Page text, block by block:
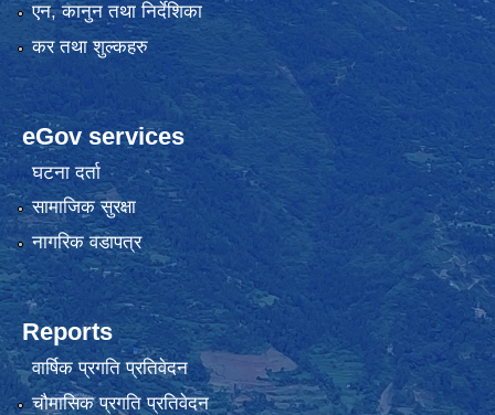
एन, कानुन तथा निर्देशिका
कर तथा शुल्कहरु
eGov services
घटना दर्ता
सामाजिक सुरक्षा
नागरिक वडापत्र
Reports
वार्षिक प्रगति प्रतिवेदन
चौमासिक प्रगति प्रतिवेदन